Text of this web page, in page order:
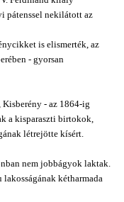
pátenssel nekilátott az
is elismerték, az
- gyorsan
- az 1864-ig
a kisparaszti birtokok,
létrejötte kísért.
nem jobbágyok laktak.
kétharmada